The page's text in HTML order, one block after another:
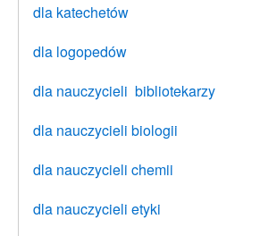
dla katechetów
dla logopedów
dla nauczycieli bibliotekarzy
dla nauczycieli biologii
dla nauczycieli chemii
dla nauczycieli etyki